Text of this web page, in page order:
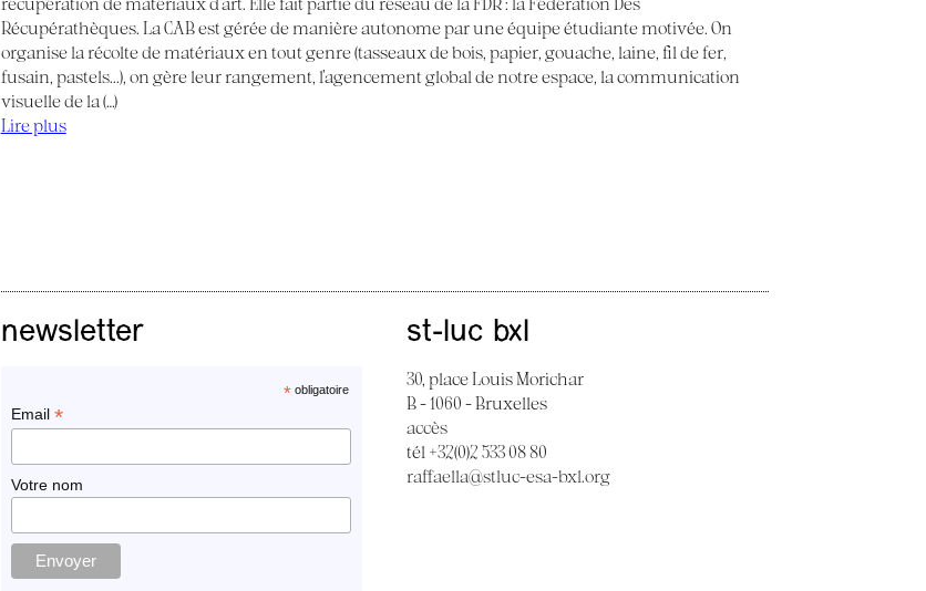
Récupérathèques. La CAB est gérée de manière autonome par une équipe étudiante motivée. On
organise la récolte de matériaux en tout genre (tasseaux de bois, papier, gouache, laine, fil de fer,
fusain, pastels...), on gère leur rangement, l’agencement global de notre espace, la communication
visuelle de la (…)
Lire plus
newsletter
*obligatoire
Email*
Votre nom
st-luc bxl
30, place Louis Morichar
B - 1060 - Bruxelles
accès
tél +32(0)2 533 08 80
raffaella@stluc-esa-bxl.org